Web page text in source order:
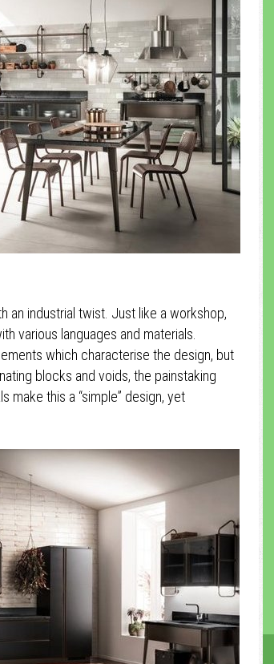
an industrial twist. Just like a workshop,
various languages and materials.
which characterise the design, but
blocks and voids, the painstaking
make this a “simple” design, yet